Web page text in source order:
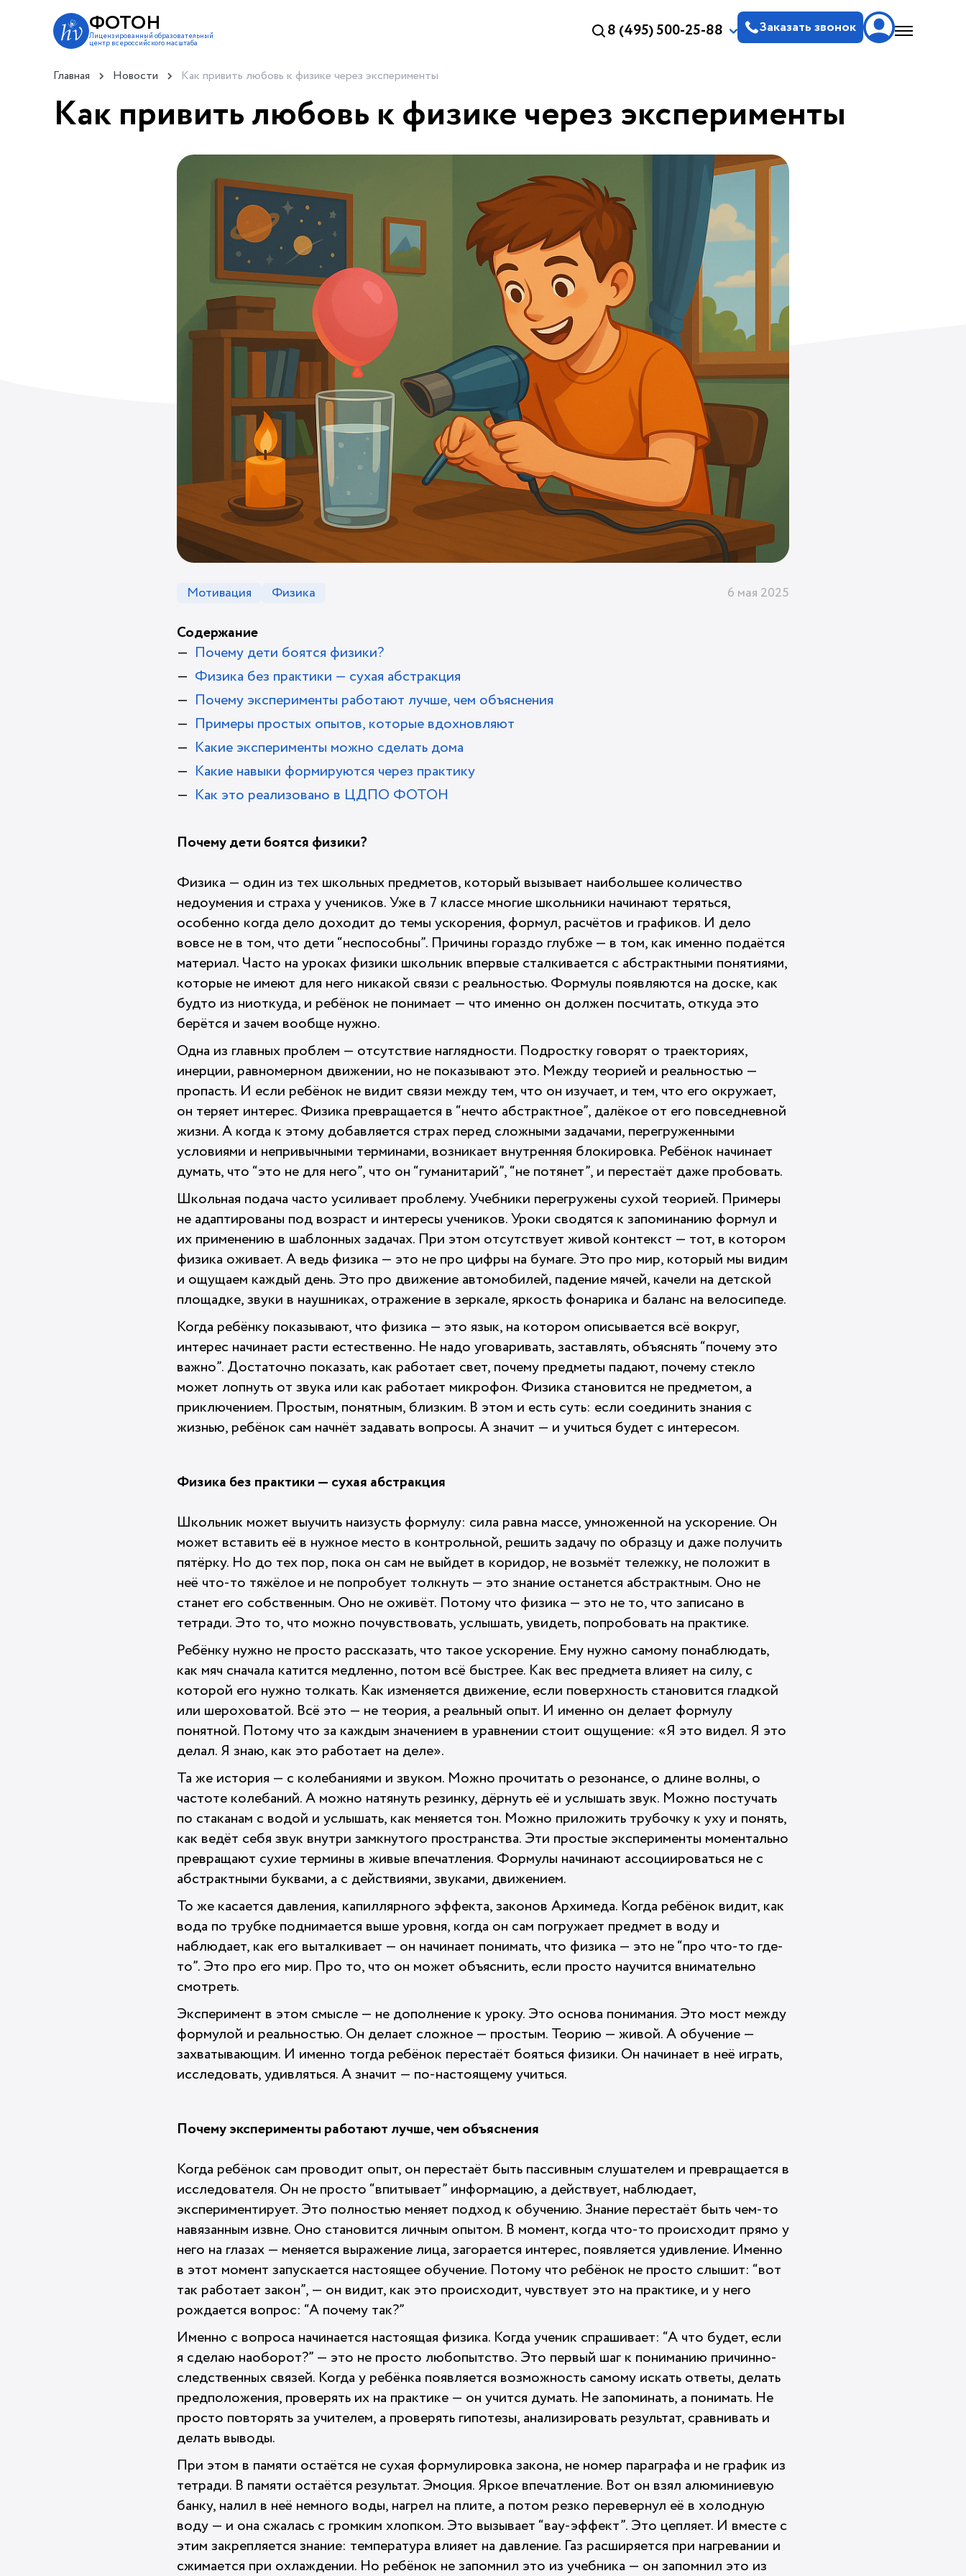
ФОТОН
Лицензированный образовательный
центр всероссийского масштаба
8 (495) 500-25-88 Заказать звонок
Главная Новости Как привить любовь к физике через эксперименты
Как привить любовь к физике через эксперименты
Мотивация Физика 6 мая 2025
Содержание
Почему дети боятся физики?
Физика без практики — сухая абстракция
Почему эксперименты работают лучше, чем объяснения
Примеры простых опытов, которые вдохновляют
Какие эксперименты можно сделать дома
Какие навыки формируются через практику
Как это реализовано в ЦДПО ФОТОН
Почему дети боятся физики?
Физика — один из тех школьных предметов, который вызывает наибольшее количество
недоумения и страха у учеников. Уже в 7 классе многие школьники начинают теряться,
особенно когда дело доходит до темы ускорения, формул, расчётов и графиков. И дело
вовсе не в том, что дети “неспособны”. Причины гораздо глубже — в том, как именно подаётся
материал. Часто на уроках физики школьник впервые сталкивается с абстрактными понятиями,
которые не имеют для него никакой связи с реальностью. Формулы появляются на доске, как
будто из ниоткуда, и ребёнок не понимает — что именно он должен посчитать, откуда это
берётся и зачем вообще нужно.
Одна из главных проблем — отсутствие наглядности. Подростку говорят о траекториях,
инерции, равномерном движении, но не показывают это. Между теорией и реальностью —
пропасть. И если ребёнок не видит связи между тем, что он изучает, и тем, что его окружает,
он теряет интерес. Физика превращается в “нечто абстрактное”, далёкое от его повседневной
жизни. А когда к этому добавляется страх перед сложными задачами, перегруженными
условиями и непривычными терминами, возникает внутренняя блокировка. Ребёнок начинает
думать, что “это не для него”, что он “гуманитарий”, “не потянет”, и перестаёт даже пробовать.
Школьная подача часто усиливает проблему. Учебники перегружены сухой теорией. Примеры
не адаптированы под возраст и интересы учеников. Уроки сводятся к запоминанию формул и
их применению в шаблонных задачах. При этом отсутствует живой контекст — тот, в котором
физика оживает. А ведь физика — это не про цифры на бумаге. Это про мир, который мы видим
и ощущаем каждый день. Это про движение автомобилей, падение мячей, качели на детской
площадке, звуки в наушниках, отражение в зеркале, яркость фонарика и баланс на велосипеде.
Когда ребёнку показывают, что физика — это язык, на котором описывается всё вокруг,
интерес начинает расти естественно. Не надо уговаривать, заставлять, объяснять “почему это
важно”. Достаточно показать, как работает свет, почему предметы падают, почему стекло
может лопнуть от звука или как работает микрофон. Физика становится не предметом, а
приключением. Простым, понятным, близким. В этом и есть суть: если соединить знания с
жизнью, ребёнок сам начнёт задавать вопросы. А значит — и учиться будет с интересом.
Физика без практики — сухая абстракция
Школьник может выучить наизусть формулу: сила равна массе, умноженной на ускорение. Он
может вставить её в нужное место в контрольной, решить задачу по образцу и даже получить
пятёрку. Но до тех пор, пока он сам не выйдет в коридор, не возьмёт тележку, не положит в
неё что-то тяжёлое и не попробует толкнуть — это знание останется абстрактным. Оно не
станет его собственным. Оно не оживёт. Потому что физика — это не то, что записано в
тетради. Это то, что можно почувствовать, услышать, увидеть, попробовать на практике.
Ребёнку нужно не просто рассказать, что такое ускорение. Ему нужно самому понаблюдать,
как мяч сначала катится медленно, потом всё быстрее. Как вес предмета влияет на силу, с
которой его нужно толкать. Как изменяется движение, если поверхность становится гладкой
или шероховатой. Всё это — не теория, а реальный опыт. И именно он делает формулу
понятной. Потому что за каждым значением в уравнении стоит ощущение: «Я это видел. Я это
делал. Я знаю, как это работает на деле».
Та же история — с колебаниями и звуком. Можно прочитать о резонансе, о длине волны, о
частоте колебаний. А можно натянуть резинку, дёрнуть её и услышать звук. Можно постучать
по стаканам с водой и услышать, как меняется тон. Можно приложить трубочку к уху и понять,
как ведёт себя звук внутри замкнутого пространства. Эти простые эксперименты моментально
превращают сухие термины в живые впечатления. Формулы начинают ассоциироваться не с
абстрактными буквами, а с действиями, звуками, движением.
То же касается давления, капиллярного эффекта, законов Архимеда. Когда ребёнок видит, как
вода по трубке поднимается выше уровня, когда он сам погружает предмет в воду и
наблюдает, как его выталкивает — он начинает понимать, что физика — это не “про что-то где-
то”. Это про его мир. Про то, что он может объяснить, если просто научится внимательно
смотреть.
Эксперимент в этом смысле — не дополнение к уроку. Это основа понимания. Это мост между
формулой и реальностью. Он делает сложное — простым. Теорию — живой. А обучение —
захватывающим. И именно тогда ребёнок перестаёт бояться физики. Он начинает в неё играть,
исследовать, удивляться. А значит — по-настоящему учиться.
Почему эксперименты работают лучше, чем объяснения
Когда ребёнок сам проводит опыт, он перестаёт быть пассивным слушателем и превращается в
исследователя. Он не просто “впитывает” информацию, а действует, наблюдает,
экспериментирует. Это полностью меняет подход к обучению. Знание перестаёт быть чем-то
навязанным извне. Оно становится личным опытом. В момент, когда что-то происходит прямо у
него на глазах — меняется выражение лица, загорается интерес, появляется удивление. Именно
в этот момент запускается настоящее обучение. Потому что ребёнок не просто слышит: “вот
так работает закон”, — он видит, как это происходит, чувствует это на практике, и у него
рождается вопрос: “А почему так?”
Именно с вопроса начинается настоящая физика. Когда ученик спрашивает: “А что будет, если
я сделаю наоборот?” — это не просто любопытство. Это первый шаг к пониманию причинно-
следственных связей. Когда у ребёнка появляется возможность самому искать ответы, делать
предположения, проверять их на практике — он учится думать. Не запоминать, а понимать. Не
просто повторять за учителем, а проверять гипотезы, анализировать результат, сравнивать и
делать выводы.
При этом в памяти остаётся не сухая формулировка закона, не номер параграфа и не график из
тетради. В памяти остаётся результат. Эмоция. Яркое впечатление. Вот он взял алюминиевую
банку, налил в неё немного воды, нагрел на плите, а потом резко перевернул её в холодную
воду — и она сжалась с громким хлопком. Это вызывает “вау-эффект”. Это цепляет. И вместе с
этим закрепляется знание: температура влияет на давление. Газ расширяется при нагревании и
сжимается при охлаждении. Но ребёнок не запомнил это из учебника — он запомнил это из